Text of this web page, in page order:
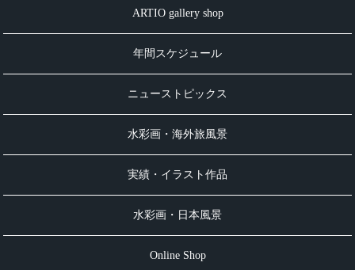
ARTIO gallery shop
年間スケジュール
ニューストピックス
水彩画・海外旅風景
実績・イラスト作品
水彩画・日本風景
Online Shop